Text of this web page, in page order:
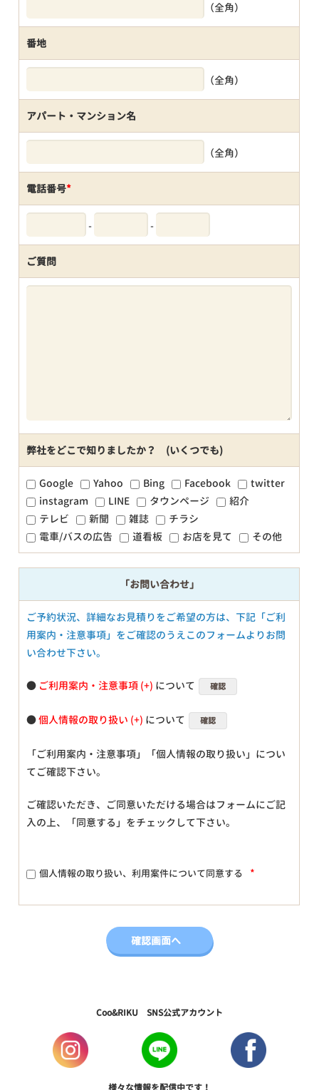
（全角）
番地
（全角）
アパート・マンション名
（全角）
電話番号*
- -
ご質問
弊社をどこで知りましたか？ (いくつでも)
Google Yahoo Bing Facebook
twitter
instagram
LINE タウンページ
紹介
テレビ
新聞 雑誌
チラシ
電車/バスの広告
道看板 お店を見て その他
「お問い合わせ」
ご予約状況、詳細なお見積りをご希望の方は、下記「ご利
用案内・注意事項」をご確認のうえこのフォームよりお問
い合わせ下さい。
● ご利用案内・注意事項 について 確認
●個人情報の取り扱い について 確認
「ご利用案内・注意事項」「個人情報の取り扱い」につい
てご確認下さい。
ご確認いただき、ご同意いただける場合はフォームにご記
入の上、「同意する」をチェックして下さい。
個人情報の取り扱い、利用案件について同意する *
Coo&RIKU SNS公式アカウント
様々な情報を配信中です！